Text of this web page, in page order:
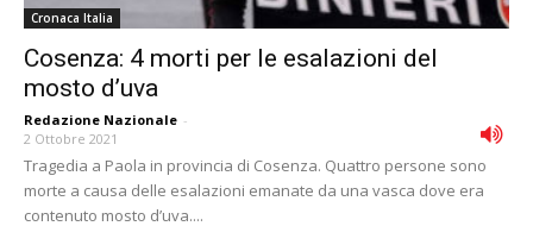
Cronaca Italia
Cosenza: 4 morti per le esalazioni del
mosto d’uva
Redazione Nazionale -
2 Ottobre 2021
Tragedia a Paola in provincia di Cosenza. Quattro persone sono
morte a causa delle esalazioni emanate da una vasca dove era
contenuto mosto d’uva....